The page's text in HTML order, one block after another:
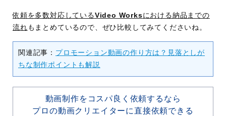
依頼を多数対応しているVideo Worksにおける納品までの
流れ もまとめているので、ぜひ比較してみてくださいね。
関連記事： プロモーション動画の作り方は？見落としが
ちな制作ポイントも解説
動画制作をコスパ良く依頼するなら
プロの動画クリエイターに直接依頼できる